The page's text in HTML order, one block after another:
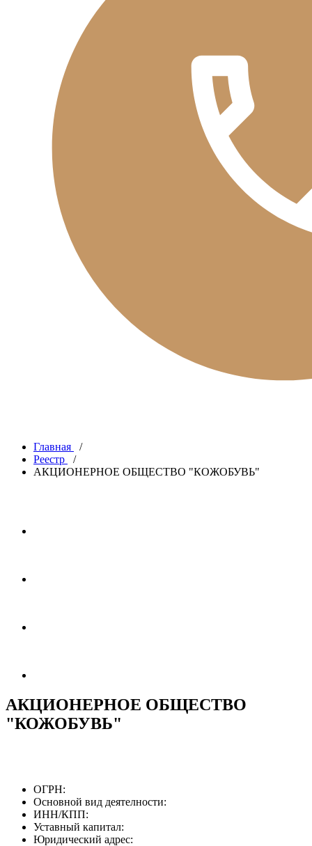
Главная
/
Реестр
/
АКЦИОНЕРНОЕ ОБЩЕСТВО "КОЖОБУВЬ"
АКЦИОНЕРНОЕ ОБЩЕСТВО
"КОЖОБУВЬ"
ОГРН:
Основной вид деятелности:
ИНН/КПП:
Уставный капитал:
Юридический адрес: